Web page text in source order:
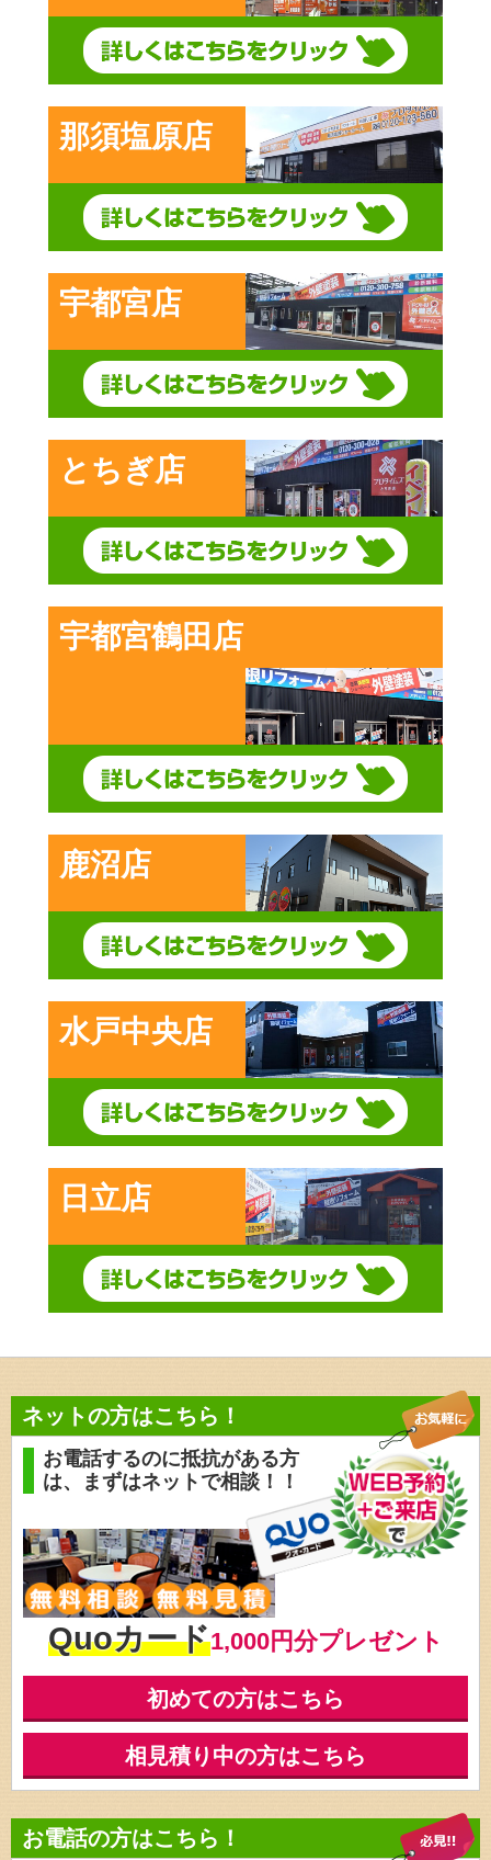
那須塩原店
宇都宮店
とちぎ店
宇都宮鶴田店
鹿沼店
水戸中央店
日立店
ネットの方はこちら！
お電話するのに抵抗がある方
は、
まずはネットで相談！！
Quoカード1,000円分プレゼント
初めての方はこちら
相見積り中の方はこちら
お電話の方はこちら！